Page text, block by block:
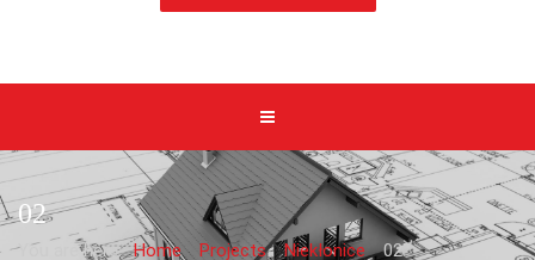
02
You are here: Home Projects Niekłonice 02